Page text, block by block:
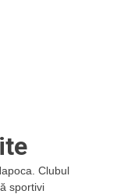
Clubul
sportivi